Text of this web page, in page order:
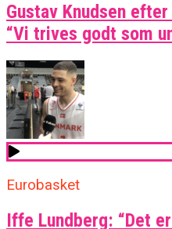
Gustav Knudsen
“Vi trives godt som
Eurobasket
Iffe Lundberg: “Det